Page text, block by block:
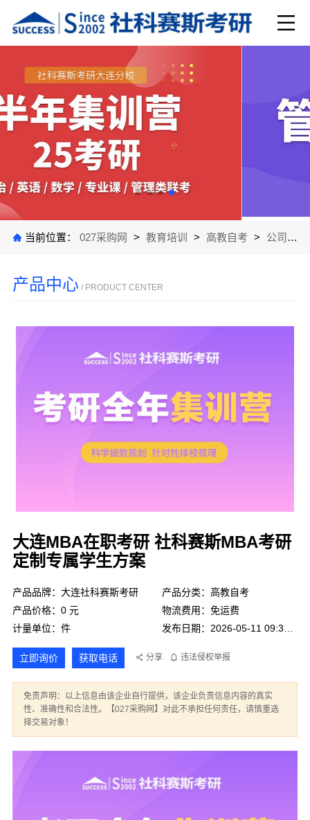
当前位置： 027采购网 > 教育培训 > 高教自考 > 公司产品
产品中心 / PRODUCT CENTER
大连MBA在职考研 社科赛斯MBA考研
定制专属学生方案
产品品牌：大连社科赛斯考研
产品分类：高教自考
产品价格：0 元
物流费用：免运费
计量单位：件
立即询价 获取电话 分享 违法侵权举报
免责声明：以上信息由该企业自行提供，该企业负责信息内容的真实
性、准确性和合法性。【027采购网】对此不承担任何责任，请慎重选
择交易对象！